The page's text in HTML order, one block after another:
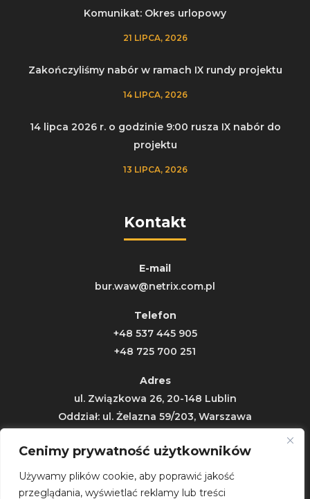
Cenimy prywatność użytkowników
Używamy plików cookie, aby poprawić jakość
przeglądania, wyświetlać reklamy lub treści
Komunikat: Okres urlopowy
21 LIPCA, 2026
Zakończyliśmy nabór w ramach IX rundy projektu
14 LIPCA, 2026
14 lipca 2026 r. o godzinie 9:00 rusza IX nabór do
projektu
13 LIPCA, 2026
Kontakt
E-mail
bur.waw@netrix.com.pl
Telefon
+48 537 445 905
+48 725 700 251
Adres
ul. Związkowa 26, 20-148 Lublin
Oddział: ul. Żelazna 59/203, Warszawa